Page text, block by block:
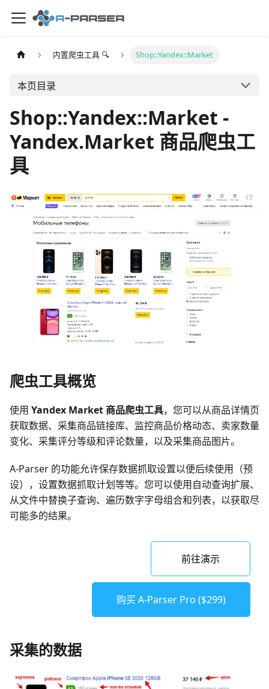
内置爬虫工具 🔍 Shop::Yandex::Market
本页目录
Shop::Yandex::Market -
Yandex.Market 商品爬虫工
具
爬虫工具概览
使用 Yandex Market 商品爬虫工具，您可以从商品详情页
获取数据、采集商品链接库、监控商品价格动态、卖家数量
变化、采集评分等级和评论数量，以及采集商品图片。
A-Parser 的功能允许保存数据抓取设置以便后续使用（预
设），设置数据抓取计划等等。您可以使用自动查询扩展、
从文件中替换子查询、遍历数字字母组合和列表，以获取尽
可能多的结果。
前往演示
购买 A-Parser Pro ($299)
采集的数据